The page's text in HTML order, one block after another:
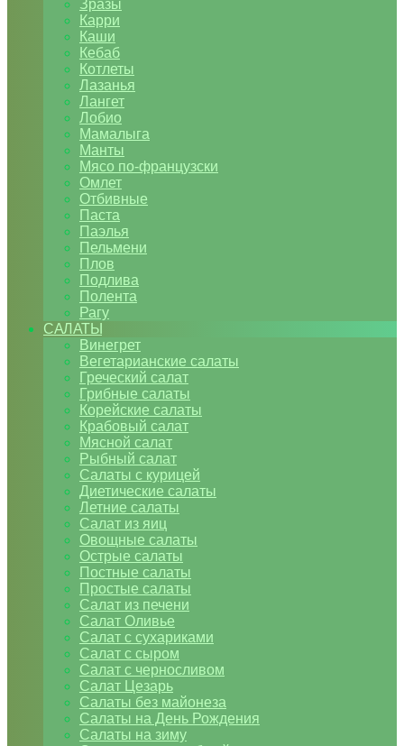
Зразы
Карри
Каши
Кебаб
Котлеты
Лазанья
Лангет
Лобио
Мамалыга
Манты
Мясо по-французски
Омлет
Отбивные
Паста
Паэлья
Пельмени
Плов
Подлива
Полента
Рагу
САЛАТЫ
Винегрет
Вегетарианские салаты
Греческий салат
Грибные салаты
Корейские салаты
Крабовый салат
Мясной салат
Рыбный салат
Салаты с курицей
Диетические салаты
Летние салаты
Салат из яиц
Овощные салаты
Острые салаты
Постные салаты
Простые салаты
Салат из печени
Салат Оливье
Салат с сухариками
Салат с сыром
Салат с черносливом
Салат Цезарь
Салаты без майонеза
Салаты на День Рождения
Салаты на зиму